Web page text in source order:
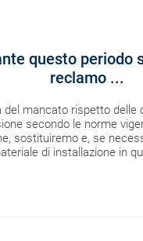
questo periodo
reclamo ...
del mancato rispetto delle
secondo le norme
sostituiremo e, se
di installazione in